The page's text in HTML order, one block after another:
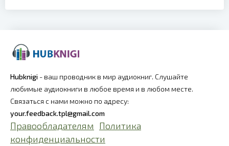
Hubknigi - ваш проводник в мир аудиокниг. Слушайте
любимые аудиокниги в любое время и в любом месте.
Связаться с нами можно по адресу:
your.feedback.tpl@gmail.com
Правообладателям Политика
конфиденциальности